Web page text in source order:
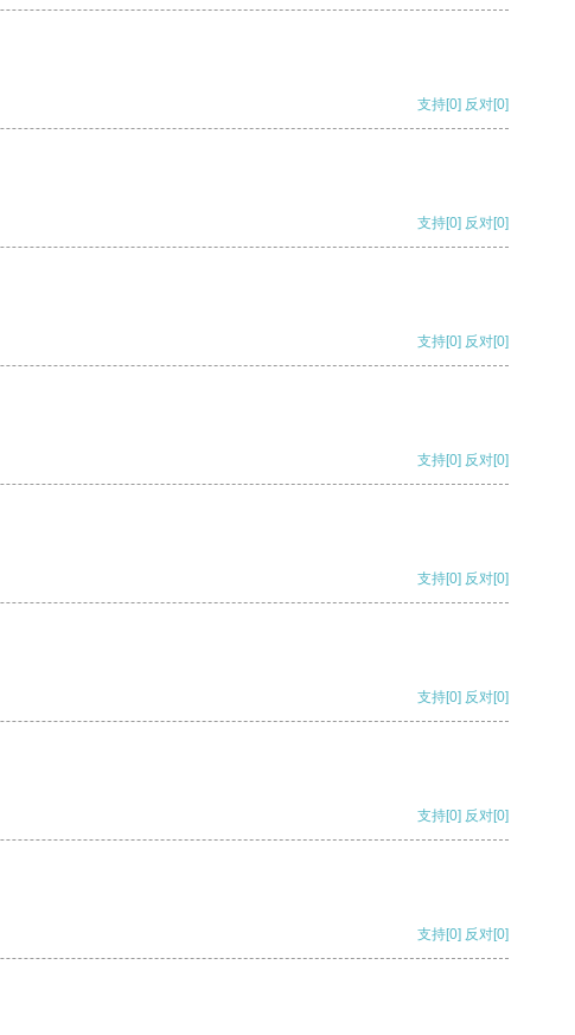
支持[0] 反对[0]
支持[0] 反对[0]
支持[0] 反对[0]
支持[0] 反对[0]
支持[0] 反对[0]
支持[0] 反对[0]
支持[0] 反对[0]
支持[0] 反对[0]